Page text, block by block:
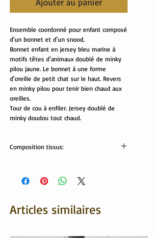
Ensemble coordonné pour enfant composé
d'un bonnet et d'un snood.
Bonnet enfant en jersey bleu marine à
motifs têtes d'animaux doublé de minky
pilou jaune. Le bonnet à une forme
d'oreille de petit chat sur le haut. Revers
en minky pilou pour tenir bien chaud aux
oreilles.
Tour de cou à enfiler. Jersey doublé de
minky doudou tout chaud.
Composition tissus:
minky pilou: 100% polyester
Articles similaires